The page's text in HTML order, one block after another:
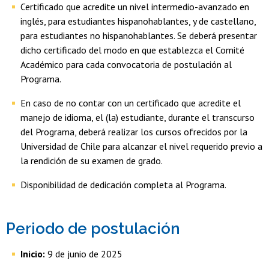
Certificado que acredite un nivel intermedio-avanzado en
inglés, para estudiantes hispanohablantes, y de castellano,
para estudiantes no hispanohablantes. Se deberá presentar
dicho certificado del modo en que establezca el Comité
Académico para cada convocatoria de postulación al
Programa.
En caso de no contar con un certificado que acredite el
manejo de idioma, el (la) estudiante, durante el transcurso
del Programa, deberá realizar los cursos ofrecidos por la
Universidad de Chile para alcanzar el nivel requerido previo a
la rendición de su examen de grado.
Disponibilidad de dedicación completa al Programa.
Periodo de postulación
Inicio: 9 de junio de 2025